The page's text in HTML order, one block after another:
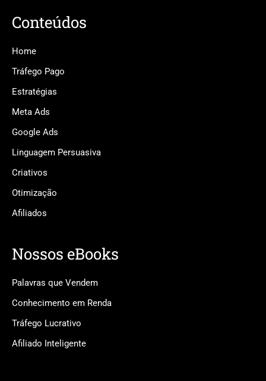
Conteúdos
Home
Tráfego Pago
Estratégias
Meta Ads
Google Ads
Linguagem Persuasiva
Criativos
Otimização
Afiliados
Nossos eBooks
Palavras que Vendem
Conhecimento em Renda
Tráfego Lucrativo
Afiliado Inteligente